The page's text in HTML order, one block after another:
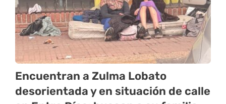
Encuentran a Zulma Lobato
desorientada y en situación de calle